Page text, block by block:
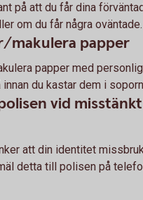
på att du får dina
om du får några oväntade.
makulera papper
papper med personlig
du kastar dem i
vid
att din identitet
detta till polisen på